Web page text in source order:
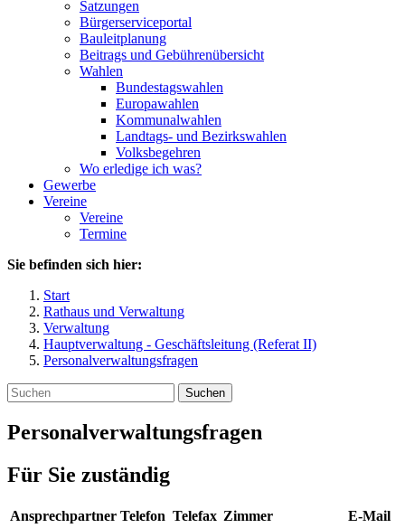
Satzungen
Bürgerserviceportal
Bauleitplanung
Beitrags und Gebührenübersicht
Wahlen
Bundestagswahlen
Europawahlen
Kommunalwahlen
Landtags- und Bezirkswahlen
Volksbegehren
Wo erledige ich was?
Gewerbe
Vereine
Vereine
Termine
Sie befinden sich hier:
Start
Rathaus und Verwaltung
Verwaltung
Hauptverwaltung - Geschäftsleitung (Referat II)
Personalverwaltungsfragen
Suchen
Personalverwaltungsfragen
Für Sie zuständig
Ansprechpartner Telefon Telefax Zimmer
E-Mail